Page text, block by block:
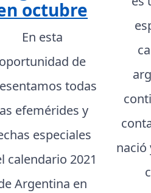
octubre
En esta
oportunidad de
todas
efemérides y
especiales
calendario 2021
Argentina en
nació